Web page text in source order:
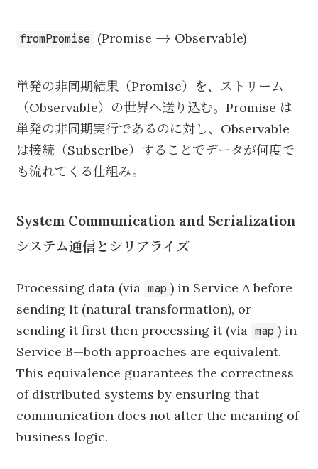
fromPromise (Promise \to
→ Observable)
単発の非同期結果（Promise）を、ストリーム
（Observable）の世界へ送り込む。Promise は
単発の非同期実行であるのに対し、Observable
は接続（Subscribe）することでデータが何度で
も流れてくる仕組み。
System Communication and Serialization
システム通信とシリアライズ
Processing data (via map ) in Service A before
sending it (natural transformation), or
sending it first then processing it (via map ) in
Service B—both approaches are equivalent.
This equivalence guarantees the correctness
of distributed systems by ensuring that
communication does not alter the meaning of
business logic.